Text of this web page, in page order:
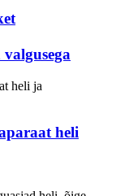
heli